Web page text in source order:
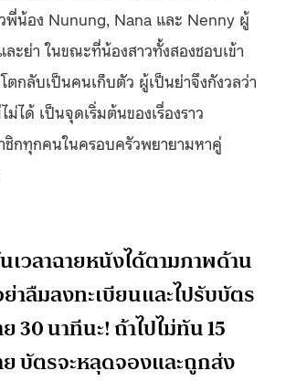
วพี่น้อง Nunung, Nana และ Nenny ผู้
ะย่า ในขณะที่น้องสาวทั้งสองชอบเข้า
กลับเป็นคนเก็บตัว ผู้เป็นย่าจึงกังวลว่า
ได้ เป็นจุดเริ่มต้นของเรื่องราว
กทุกคนในครอบครัวพยายามหาคู่
วลาฉายหนังได้ตามภาพด้าน
ย่าลืมลงทะเบียนและไปรับบัตร
30 นาทีนะ! ถ้าไปไม่ทัน 15
บัตรจะหลุดจองและถูกส่ง